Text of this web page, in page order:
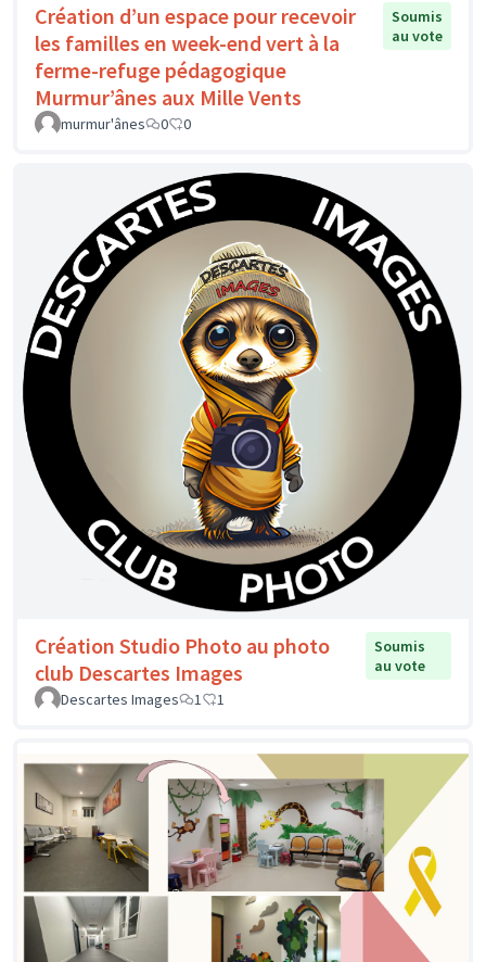
Création d’un espace pour recevoir
les familles en week-end vert à la
ferme-refuge pédagogique
Murmur’ânes aux Mille Vents
Soumis
au vote
murmur'ânes 0 0
Création Studio Photo au photo
club Descartes Images
Soumis
au vote
Descartes Images
1 1